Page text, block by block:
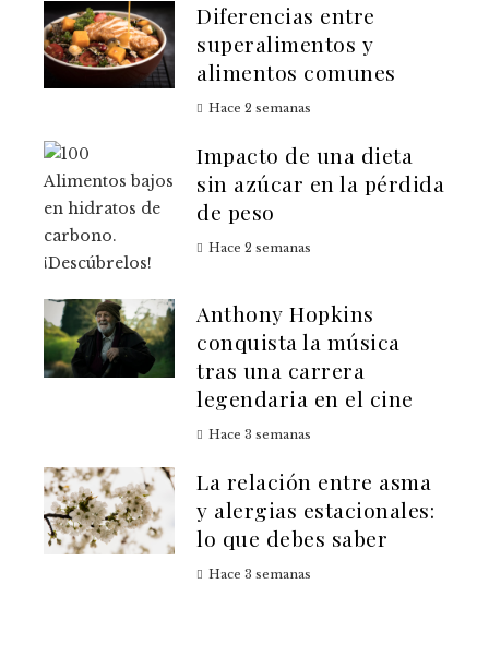
Diferencias entre
superalimentos y
alimentos comunes
Hace 2 semanas
Impacto de una dieta
sin azúcar en la pérdida
de peso
Hace 2 semanas
Anthony Hopkins
conquista la música
tras una carrera
legendaria en el cine
Hace 3 semanas
La relación entre asma
y alergias estacionales:
lo que debes saber
Hace 3 semanas